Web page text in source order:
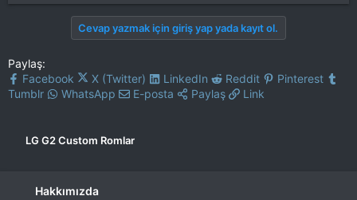
Cevap yazmak için giriş yap yada kayıt ol.
Paylaş:
Facebook
X (Twitter) LinkedIn Reddit
Pinterest
Tumblr
WhatsApp E-posta Paylaş Link
LG G2 Custom Romlar
Hakkımızda